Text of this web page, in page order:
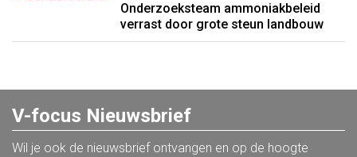
Onderzoeksteam ammoniakbeleid
verrast door grote steun landbouw
V-focus Nieuwsbrief
Wil je ook de nieuwsbrief ontvangen en op de hoogte